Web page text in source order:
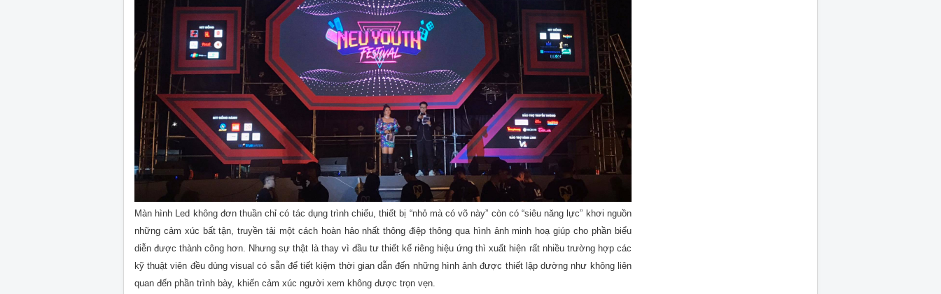
Màn hình Led không đơn thuần chỉ có tác dụng trình chiếu, thiết bị “nhỏ mà có võ này” còn có “siêu năng lực” khơi nguồn
những cảm xúc bất tận, truyền tải một cách hoàn hảo nhất thông điệp thông qua hình ảnh minh hoạ giúp cho phần biểu
diễn được thành công hơn. Nhưng sự thật làthay vì đầu tư thiết kế riêng hiệu ứng thì xuất hiện rất nhiều trường hợp các
kỹ thuật viên đều dùng visual có sẵn để tiết kiệm thời gian dẫn đến những hình ảnh được thiết lập dường như không liên
quan đến phần trình bày, khiến cảm xúc người xem không được trọn vẹn.